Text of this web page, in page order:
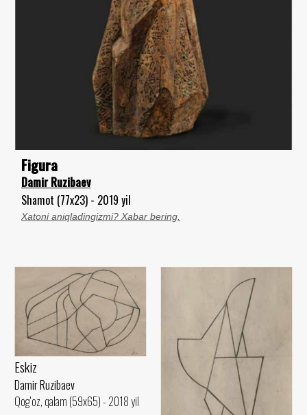
Figura
Damir Ruzibaev
Shamot (77x23) - 2019 yil
Xatoni aniqladingizmi? Xabar bering.
Eskiz
Damir Ruzibaev
Qog‘oz, qalam (59x65) - 2018 yil